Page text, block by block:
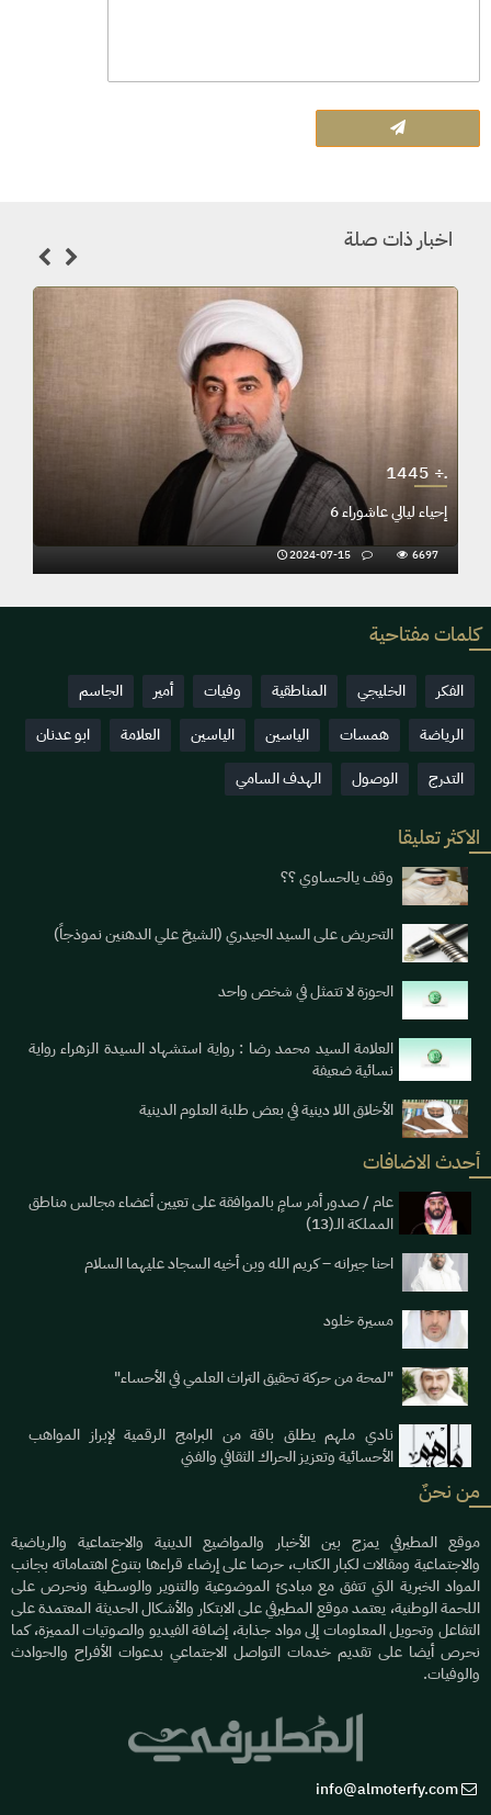
اخبار ذات صلة
1445 ÷ـ
إحياء ليالي عاشوراء 6
كلمات مفتاحية
الفكر الخليجي المناطقية وفيات أمير
الجاسم
الرياضة
همسات الياسين الياسين العلامة
ابو عدنان
التدرج
الوصول الهدف السامي
الاكثر تعليقا
وقف يالحساوي ؟؟
التحريض على السيد الحيدري (الشيخ علي الدهنين نموذجاً)
الحوزة لا تتمثل في شخص واحد
العلامة السيد محمد رضا : رواية استشهاد السيدة الزهراء رواية
نسائية ضعيفة
الأخلاق اللا دينية في بعض طلبة العلوم الدينية
أحدث الاضافات
عام / صدور أمر سامٍ بالموافقة على تعيين أعضاء مجالس مناطق
المملكة الـ(13)
احنا جيرانه – كريم الله وبن أخيه السجاد عليهما السلام
مسيرة خلود
"لمحة من حركة تحقيق التراث العلمي في الأحساء"
نادي ملهم يطلق باقة من البرامج الرقمية لإبراز المواهب
الأحسائية وتعزيز الحراك الثقافي والفني
من نحنٌ
موقع المطيرفي يمزج بين الأخبار والمواضيع الدينية والاجتماعية والرياضية
والاجتماعية ومقالات لكبار الكتاب، حرصا على إرضاء قراءها بتنوع اهتماماته بجانب
المواد الخبرية التي تتفق مع مبادئ الموضوعية والتنوير والوسطية ونحرص على
اللحمة الوطنية، يعتمد موقع المطيرفي على الابتكار والأشكال الحديثة المعتمدة على
التفاعل وتحويل المعلومات إلى مواد جذابة، إضافة الفيديو والصوتيات المميزة، كما
نحرص أيضا على تقديم خدمات التواصل الاجتماعي بدعوات الأفراح والحوادث
والوفيات.
info@almoterfy.com